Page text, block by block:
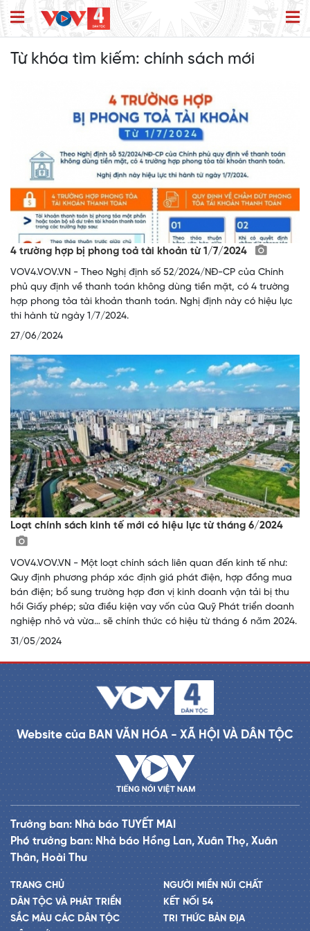
Từ khóa tìm kiếm: chính sách mới
4 trường hợp bị phong toả tài khoản từ 1/7/2024
VOV4.VOV.VN - Theo Nghị định số 52/2024/NĐ-CP của Chính
phủ quy định về thanh toán không dùng tiền mặt, có 4 trường
hợp phong tỏa tài khoản thanh toán. Nghị định này có hiệu lực
thi hành từ ngày 1/7/2024.
27/06/2024
Loạt chính sách kinh tế mới có hiệu lực từ tháng 6/2024
VOV4.VOV.VN - Một loạt chính sách liên quan đến kinh tế như:
Quy định phương pháp xác định giá phát điện, hợp đồng mua
bán điện; bổ sung trường hợp đơn vị kinh doanh vận tải bị thu
hồi Giấy phép; sửa điều kiện vay vốn của Quỹ Phát triển doanh
nghiệp nhỏ và vừa… sẽ chính thức có hiệu từ tháng 6 năm 2024.
31/05/2024
Website của BAN VĂN HÓA - XÃ HỘI VÀ DÂN TỘC
Trưởng ban: Nhà báo TUYẾT MAI
Phó trưởng ban: Nhà báo Hồng Lan, Xuân Thọ, Xuân
Thân, Hoài Thu
TRANG CHỦ
DÂN TỘC VÀ PHÁT TRIỂN
SẮC MÀU CÁC DÂN TỘC
NGƯỜI MIỀN NÚI CHẤT
KẾT NỐI 54
TRI THỨC BẢN ĐỊA